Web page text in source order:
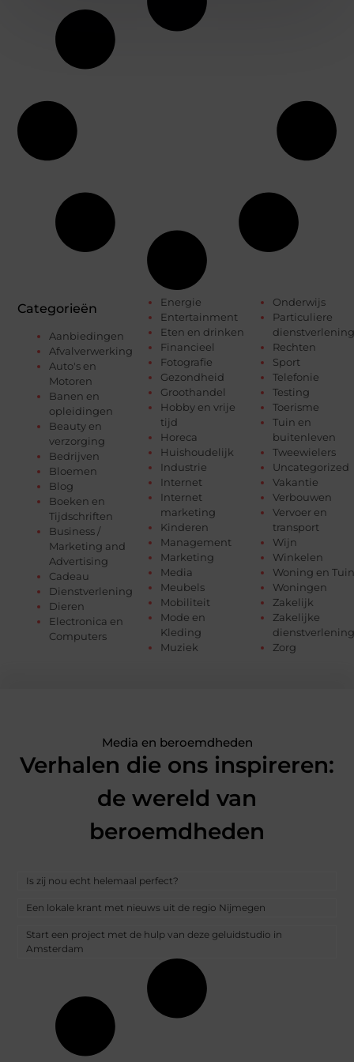
Categorieën
Aanbiedingen
Afvalverwerking
Auto's en
Motoren
Banen en
opleidingen
Beauty en
verzorging
Bedrijven
Bloemen
Blog
Boeken en
Tijdschriften
Business /
Marketing and
Advertising
Cadeau
Dienstverlening
Dieren
Electronica en
Computers
Energie
Entertainment
Eten en drinken
Financieel
Fotografie
Gezondheid
Groothandel
Hobby en vrije
tijd
Horeca
Huishoudelijk
Industrie
Internet
Internet
marketing
Kinderen
Management
Marketing
Media
Meubels
Mobiliteit
Mode en
Kleding
Muziek
Onderwijs
Particuliere
dienstverlening
Rechten
Sport
Telefonie
Testing
Toerisme
Tuin en
buitenleven
Tweewielers
Uncategorized
Vakantie
Verbouwen
Vervoer en
transport
Wijn
Winkelen
Woning en Tuin
Woningen
Zakelijk
Zakelijke
dienstverlening
Zorg
Media en beroemdheden
Verhalen die ons inspireren:
de wereld van
beroemdheden
Is zij nou echt helemaal perfect?
Een lokale krant met nieuws uit de regio Nijmegen
Start een project met de hulp van deze geluidstudio in
Amsterdam